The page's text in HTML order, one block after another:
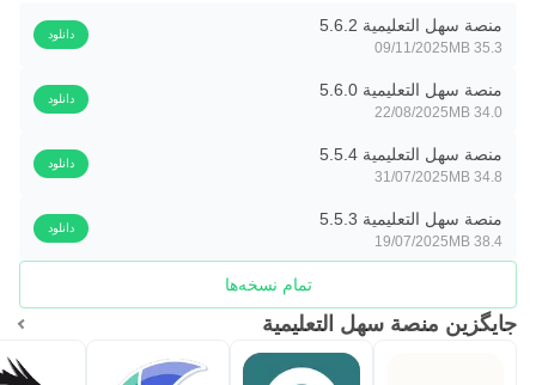
منصة سهل التعليمية 5.6.2
35.3 MB
09/11/2025
دانلود
منصة سهل التعليمية 5.6.0
34.0 MB
22/08/2025
دانلود
منصة سهل التعليمية 5.5.4
34.8 MB
31/07/2025
دانلود
منصة سهل التعليمية 5.5.3
38.4 MB
19/07/2025
دانلود
تمام نسخه‌ها
جایگزین منصة سهل التعليمية